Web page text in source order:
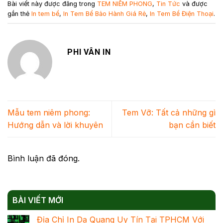
Bài viết này được đăng trong TEM NIÊM PHONG, Tin Tức và được
gắn thẻ In tem bể, In Tem Bể Bảo Hành Giá Rẻ, In Tem Bể Điện Thoại.
PHI VÂN IN
Mẫu tem niêm phong:
Hướng dẫn và lời khuyên
Tem Vỡ: Tất cả những gì
bạn cần biết
Bình luận đã đóng.
BÀI VIẾT MỚI
Địa Chỉ In Dạ Quang Uy Tín Tại TPHCM Với